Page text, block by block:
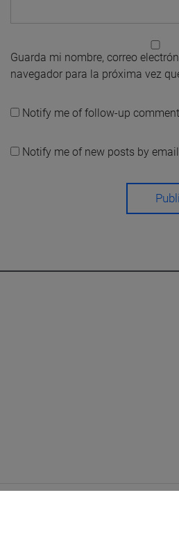
Guarda mi nombre, correo
navegador para la próxima vez
Notify me of follow-up
Notify me of new posts by